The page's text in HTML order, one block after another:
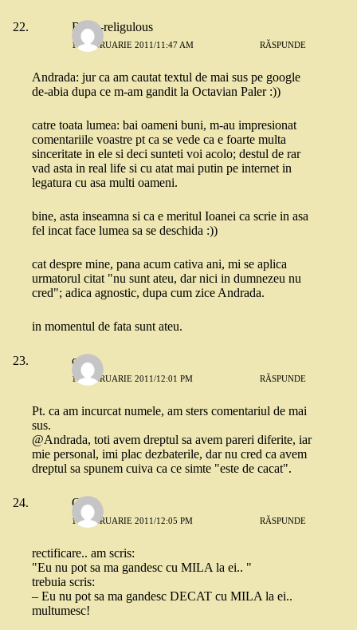
Robo-religulous
17 FEBRUARIE 2011/11:47 AM RĂSPUNDE
Andrada: jur ca am cautat textul de mai sus pe google
de-abia dupa ce m-am gandit la Octavian Paler :))
catre toata lumea: bai oameni buni, m-au impresionat
comentariile voastre pt ca se vede ca e foarte multa
sinceritate in ele si deci sunteti voi acolo; destul de rar
vad asta in real life si cu atat mai putin pe internet in
legatura cu asa multi oameni.
bine, asta inseamna si ca e meritul Ioanei ca scrie in asa
fel incat face lumea sa se deschida :))
cat despre mine, pana acum cativa ani, mi se aplica
urmatorul citat "nu sunt ateu, dar nici in dumnezeu nu
cred"; adica agnostic, dupa cum zice Andrada.
in momentul de fata sunt ateu.
cris
17 FEBRUARIE 2011/12:01 PM RĂSPUNDE
Pt. ca am incurcat numele, am sters comentariul de mai
sus.
@Andrada, toti avem dreptul sa avem pareri diferite, iar
mie personal, imi plac dezbaterile, dar nu cred ca avem
dreptul sa spunem cuiva ca ce simte "este de cacat".
Quiz
17 FEBRUARIE 2011/12:05 PM RĂSPUNDE
rectificare.. am scris:
"Eu nu pot sa ma gandesc cu MILA la ei.. "
trebuia scris:
– Eu nu pot sa ma gandesc DECAT cu MILA la ei..
multumesc!